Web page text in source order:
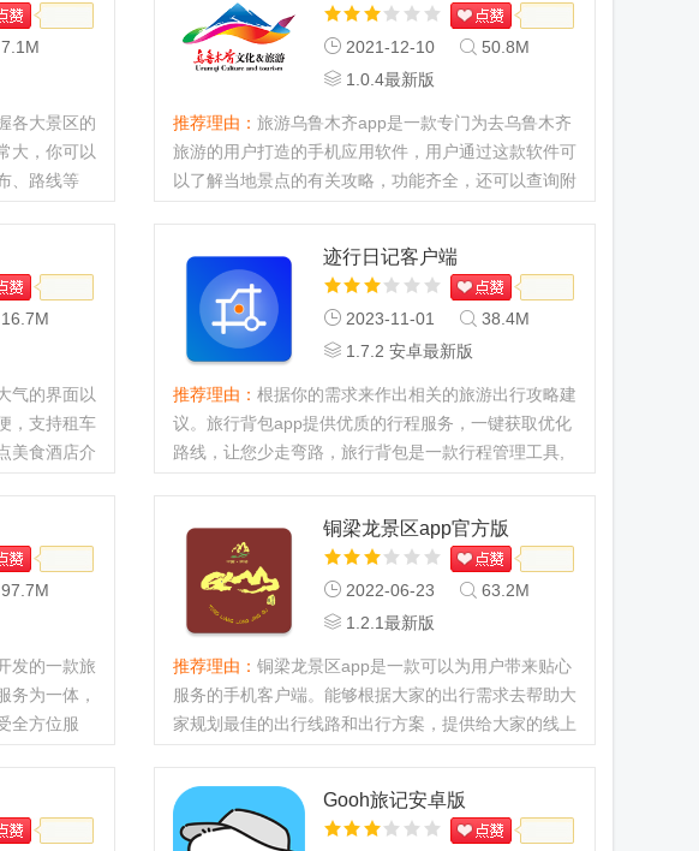
7.1M
各大景区的
大，你可以
、路线等
2021-12-10
50.8M
1.0.4最新版
推荐理由： 旅游乌鲁木齐app是一款专门为去乌鲁木齐
旅游的用户打造的手机应用软件，用户通过这款软件可
以了解当地景点的有关攻略，功能齐全，还可以查询附
16.7M
气的界面以
，支持租车
美食酒店介
迹行日记客户端
2023-11-01
38.4M
1.7.2 安卓最新版
推荐理由： 根据你的需求来作出相关的旅游出行攻略建
议。旅行背包app提供优质的行程服务，一键获取优化
路线，让您少走弯路，旅行背包是一款行程管理工具,
97.7M
发的一款旅
务为一体，
全方位服
铜梁龙景区app官方版
2022-06-23
63.2M
1.2.1最新版
推荐理由： 铜梁龙景区app是一款可以为用户带来贴心
服务的手机客户端。能够根据大家的出行需求去帮助大
家规划最佳的出行线路和出行方案，提供给大家的线上
Gooh旅记安卓版